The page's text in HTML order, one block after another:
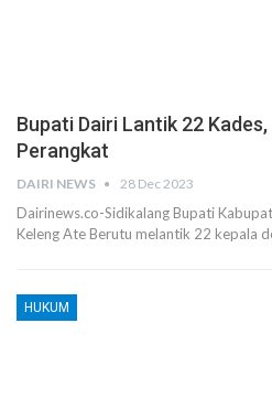
Bupati Dairi Lantik 22
Perangkat
DAIRI NEWS 28 Dec 2023
Dairinews.co-Sidikalang Bupati
Keleng Ate Berutu melantik 22 kepala
HUKUM